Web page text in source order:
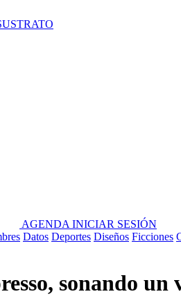
AGENDA INICIAR SESIÓN
Datos Deportes Diseños Ficciones
sonando un